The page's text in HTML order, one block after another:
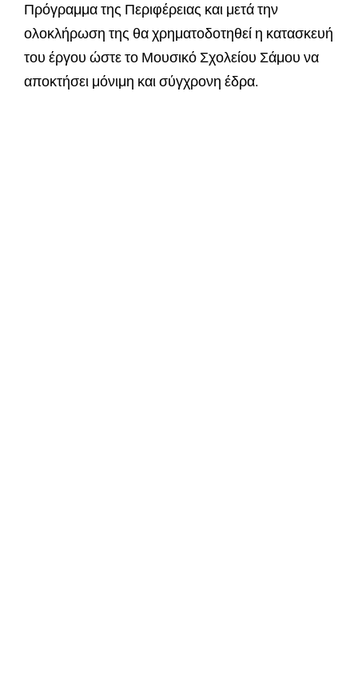
Πρόγραμμα της Περιφέρειας και μετά την
ολοκλήρωση της θα χρηματοδοτηθεί η κατασκευή
του έργου ώστε το Μουσικό Σχολείου Σάμου να
αποκτήσει μόνιμη και σύγχρονη έδρα.